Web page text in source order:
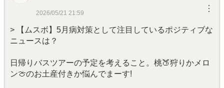
2026/05/21 21:59 ︙
> 【ムスボ】5月病対策として注目しているポジティブな
ニュースは？
日帰りバスツアーの予定を考えること。桃🍑狩りかメロ
ン🍈のお土産付きか悩んでまーす!